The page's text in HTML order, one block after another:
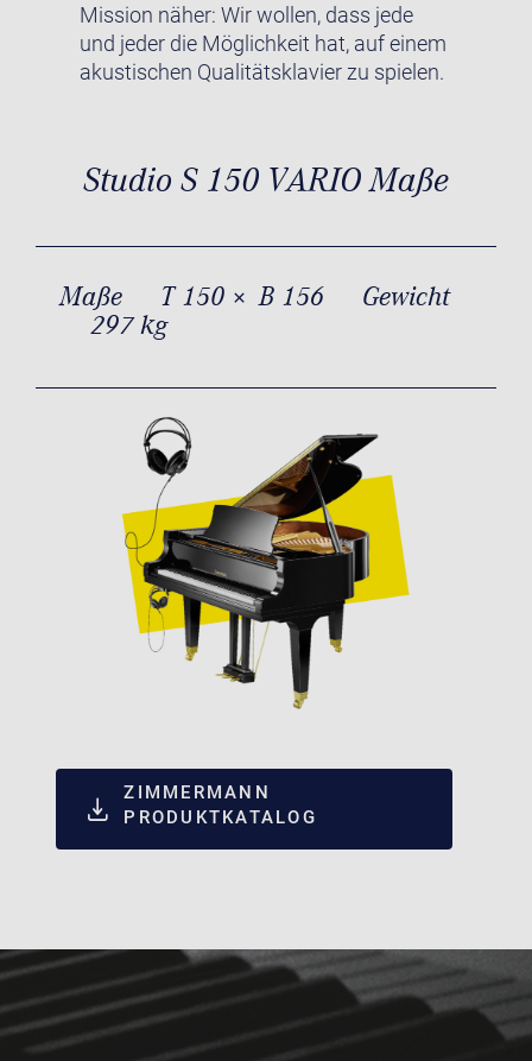
Mission näher: Wir wollen, dass jede
und jeder die Möglichkeit hat, auf einem
akustischen Qualitätsklavier zu spielen.
Studio S 150 VARIO Maße
Maße T 150 × B 156
Gewicht
297 kg
ZIMMERMANN
PRODUKTKATALOG